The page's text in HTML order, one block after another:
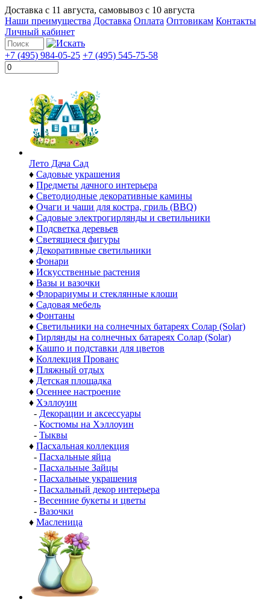
Доставка с 11 августа, самовывоз с 10 августа
Наши преимущества Доставка Оплата Оптовикам Контакты
Личный кабинет
+7 (495) 984-05-25 +7 (495) 545-75-58
Лето Дача Сад
♦ Садовые украшения
♦ Предметы дачного интерьера
♦ Светодиодные декоративные камины
♦ Очаги и чаши для костра, гриль (BBQ)
♦ Садовые электрогирлянды и светильники
♦ Подсветка деревьев
♦ Светящиеся фигуры
♦ Декоративные светильники
♦ Фонари
♦ Искусственные растения
♦ Вазы и вазочки
♦ Флорариумы и стеклянные клоши
♦ Садовая мебель
♦ Фонтаны
♦ Светильники на солнечных батареях Солар (Solar)
♦ Гирлянды на солнечных батареях Солар (Solar)
♦ Кашпо и подставки для цветов
♦ Коллекция Прованс
♦ Пляжный отдых
♦ Детская площадка
♦ Осеннее настроение
♦ Хэллоуин
- Декорации и аксессуары
- Костюмы на Хэллоуин
- Тыквы
♦ Пасхальная коллекция
- Пасхальные яйца
- Пасхальные Зайцы
- Пасхальные украшения
- Пасхальный декор интерьера
- Весенние букеты и цветы
- Вазочки
♦ Масленица